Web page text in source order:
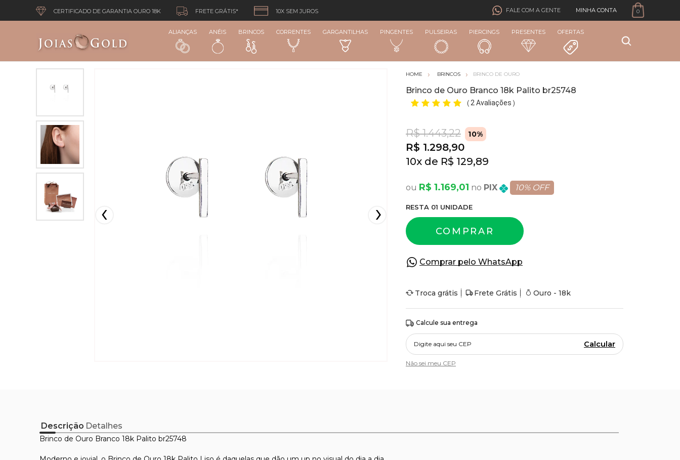
CERTIFICADO DE GARANTIA OURO 18K FRETE GRÁTIS* 10X SEM JUROS FALE COM A GENTE MINHA CONTA 0
ALIANÇAS ANÉIS BRINCOS CORRENTES GARGANTILHAS PINGENTES PULSEIRAS PIERCINGS PRESENTES OFERTAS
BRINCOS BRINCO DE OURO
Brinco de Ouro Branco 18k Palito br25748
( 2 Avaliações )
R$ 1.443,22 10%
R$ 1.298,90
10x R$ 129,89
R$ 1.169,01 PIX 10% OFF
RESTA 01 UNIDADE
COMPRAR
Comprar pelo WhatsApp
Troca grátis Frete Grátis Ouro - 18k
Calcule sua entrega
Calcular
Não sei meu CEP
Descrição Detalhes
Brinco de Ouro Branco 18k Palito br25748